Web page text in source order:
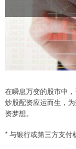
在瞬息万变的股市中
炒股配资应运而生，
资梦想。
* 与银行或第三方支付